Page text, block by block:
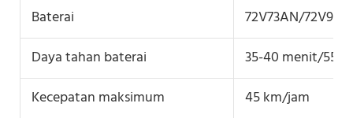
Baterai
72V73AN/
Daya tahan baterai
35-40 menit/55-
Kecepatan maksimum
45 km/jam